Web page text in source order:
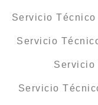
Servicio
Servicio
Servicio
Servicio